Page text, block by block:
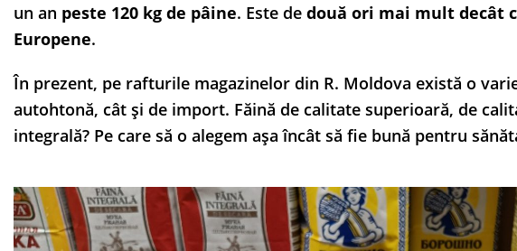
un an peste 120 kg de pâine. Este de două ori mai mult decât
Europene.
În prezent, pe rafturile magazinelor din R. Moldova există o
autohtonă, cât și de import. Făină de calitate superioară, de
integrală? Pe care să o alegem așa încât să fie bună pentru